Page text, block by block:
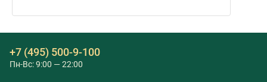
+7 (495) 500-9-100
Пн-Вс: 9:00 — 22:00